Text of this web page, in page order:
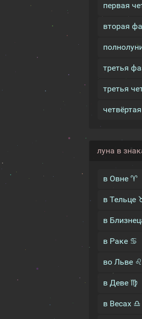
первая
вторая
третья
третья
луна в
в Овне ♈
в Тельце
в
в Раке ♋
во Льве ♌
в Деве ♍
в Весах ♎